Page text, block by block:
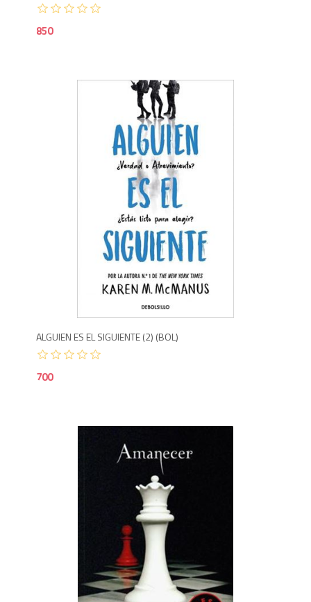
850
ALGUIEN ES EL SIGUIENTE (2) (BOL)
700